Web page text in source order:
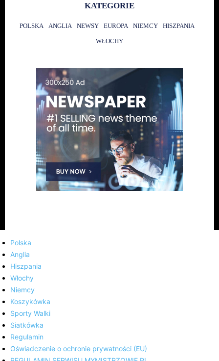
KATEGORIE
POLSKA ANGLIA NEWSY EUROPA NIEMCY HISZPANIA
WŁOCHY
Polska
Anglia
Hiszpania
Włochy
Niemcy
Koszykówka
Sporty Walki
Siatkówka
Regulamin
Oświadczenie o ochronie prywatności (EU)